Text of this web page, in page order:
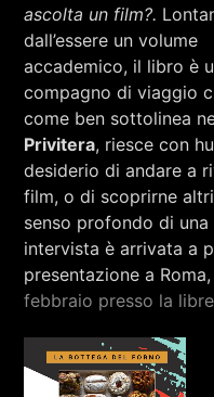
ascolta un film?.
dall’essere un volume
accademico, il libro è
compagno di viaggio
come ben sottolinea
Privitera, riesce con
desiderio di andare a
film, o di scoprirne
senso profondo di
intervista è arrivata a
presentazione a
febbraio presso la